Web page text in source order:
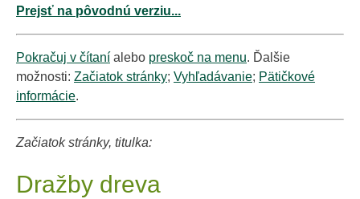
Prejsť na pôvodnú verziu...
Pokračuj v čítaní alebo preskoč na menu. Ďalšie
možnosti: Začiatok stránky; Vyhľadávanie; Pätičkové
informácie.
Začiatok stránky, titulka:
Dražby dreva